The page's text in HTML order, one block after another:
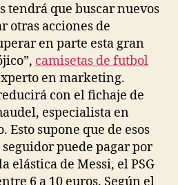
tendrá que buscar nuevos
otras acciones de
en parte esta gran
camisetas de futbol
en marketing.
con el fichaje de
especialista en
supone que de esos
puede pagar por
elástica de Messi, el PSG
6 a 10 euros. Según el